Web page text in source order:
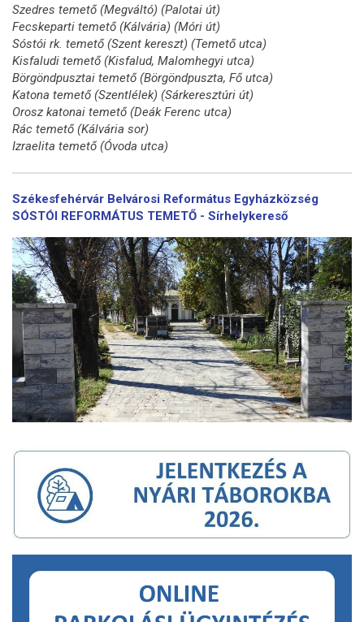
Szedres temető (Megváltó) (Palotai út)
Fecskeparti temető (Kálvária) (Móri út)
Sóstói rk. temető (Szent kereszt) (Temető utca)
Kisfaludi temető (Kisfalud, Malomhegyi utca)
Börgöndpusztai temető (Börgöndpuszta, Fő utca)
Katona temető (Szentlélek) (Sárkeresztúri út)
Orosz katonai temető (Deák Ferenc utca)
Rác temető (Kálvária sor)
Izraelita temető (Óvoda utca)
Székesfehérvár Belvárosi Református Egyházközség
SÓSTÓI REFORMÁTUS TEMETŐ - Sírhelykereső